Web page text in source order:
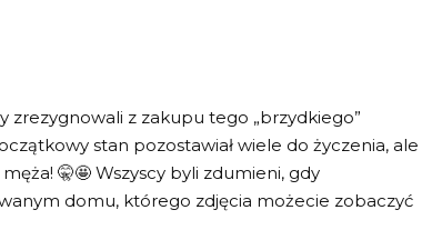
zrezygnowali z zakupu tego „brzydkiego”
stan pozostawiał wiele do życzenia, ale
🤫🤩 Wszyscy byli zdumieni, gdy
domu, którego zdjęcia możecie zobaczyć